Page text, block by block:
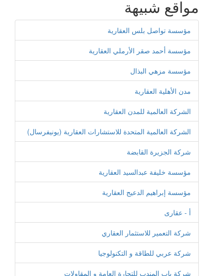
مواقع شبيهة
مؤسسة تواصل بلس العقارية
مؤسسة أحمد صقر الأرملي العقارية
مؤسسة مزهي البذال
مدن الأهلية العقارية
الشركة العالمية للمدن العقارية
الشركة العالمية المتحدة للاستشارات العقارية (يونيفرسال)
شركة الجزيرة القابضة
مؤسسة خليفة عبدالسيد العقارية
مؤسسة إبراهيم الدعيج العقارية
أ - عقارى
شركة التعمير للاستثمار العقاري
شركة عربي للطاقة و التكنولوجيا
شركة باب المندب للتجارة العامة و المقاولات